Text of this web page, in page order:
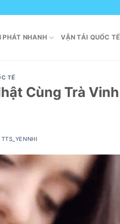
PHÁT NHANH VẬN TẢI QUỐC TẾ
TẾ
Cùng Trà Vinh
TTS_YENNHI